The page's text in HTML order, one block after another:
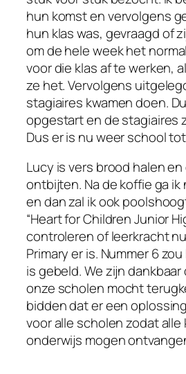
hun komst en vervolgens
hun klas was, gevraagd of
om de hele week het
voor die klas af te werken,
ze het. Vervolgens
stagiaires kwamen doen.
opgestart en de stagiaires
Dus er is nu weer school tot
Lucy is vers brood halen
ontbijten. Na de koffie ga ik
en dan zal ik ook
“Heart for Children Junior
controleren of leerkracht
Primary er is. Nummer 6
is gebeld. We zijn
onze scholen mocht
bidden dat er een
voor alle scholen zodat
onderwijs mogen